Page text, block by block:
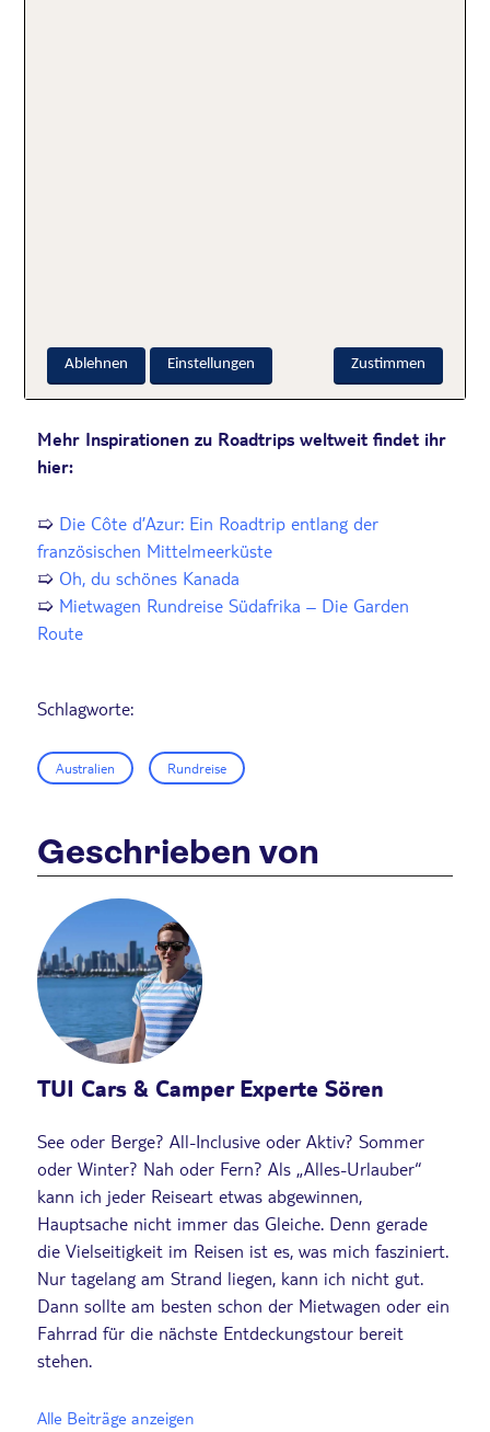
Hotel-Tipp:Blue Whale Motor Inn & Apartments–
nettes Motel im Zentrum von Warrnambool
Mehr Inspirationen zu Roadtrips weltweit findet ihr
hier:
➯ Die Côte d’Azur: Ein Roadtrip entlang der
französischen Mittelmeerküste
➯ Oh, du schönes Kanada
➯ Mietwagen Rundreise Südafrika – Die Garden
Route
Schlagworte:
Australien Rundreise
Geschrieben von
TUI Cars & Camper Experte Sören
See oder Berge? All-Inclusive oder Aktiv? Sommer
oder Winter? Nah oder Fern? Als „Alles-Urlauber“
kann ich jeder Reiseart etwas abgewinnen,
Hauptsache nicht immer das Gleiche. Denn gerade
die Vielseitigkeit im Reisen ist es, was mich fasziniert.
Nur tagelang am Strand liegen, kann ich nicht gut.
Dann sollte am besten schon der Mietwagen oder ein
Fahrrad für die nächste Entdeckungstour bereit
stehen.
Alle Beiträge anzeigen
Zustimmen
Ablehnen Einstellungen